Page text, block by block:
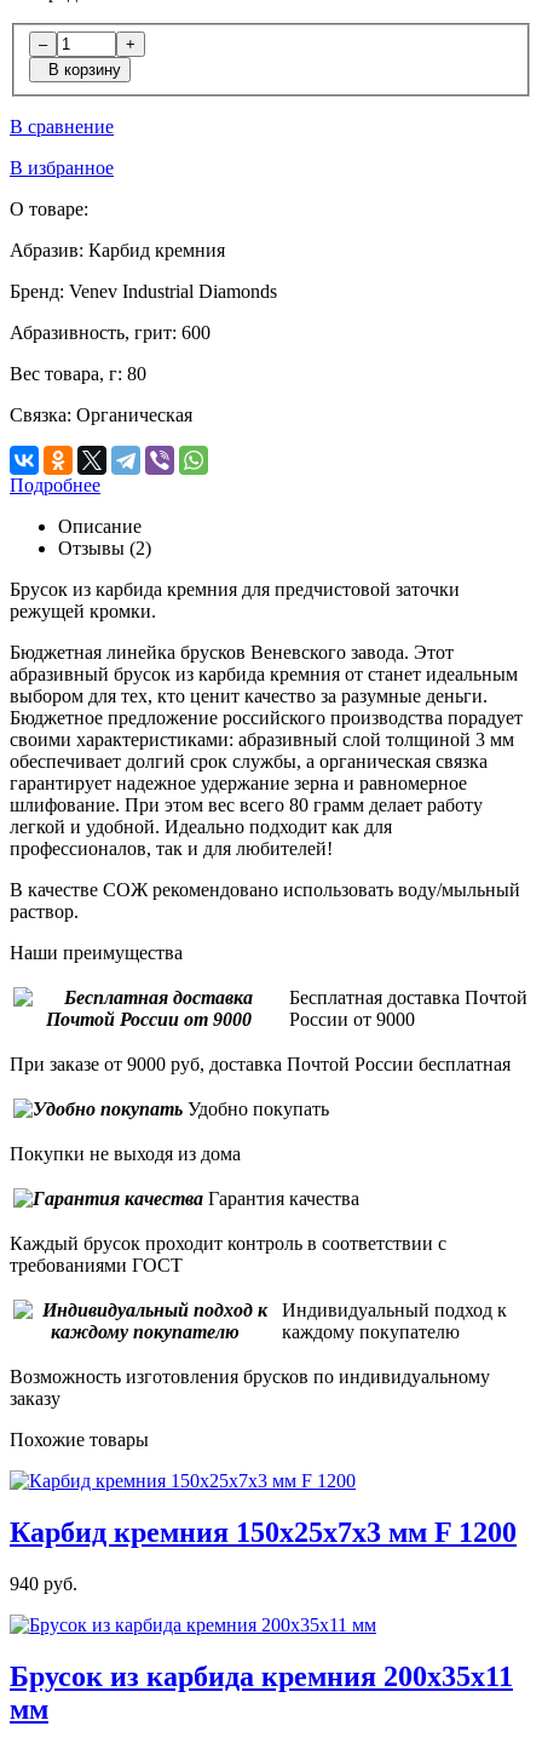
–
+
В корзину
В сравнение
В избранное
О товаре:
Абразив: Карбид кремния
Бренд: Venev Industrial Diamonds
Абразивность, грит: 600
Вес товара, г: 80
Связка: Органическая
Подробнее
Описание
Отзывы (2)
Брусок из карбида кремния для предчистовой заточки
режущей кромки.
Бюджетная линейка брусков Веневского завода. Этот
абразивный брусок из карбида кремния от станет идеальным
выбором для тех, кто ценит качество за разумные деньги.
Бюджетное предложение российского производства порадует
своими характеристиками: абразивный слой толщиной 3 мм
обеспечивает долгий срок службы, а органическая связка
гарантирует надежное удержание зерна и равномерное
шлифование. При этом вес всего 80 грамм делает работу
легкой и удобной. Идеально подходит как для
профессионалов, так и для любителей!
В качестве СОЖ рекомендовано использовать воду/мыльный
раствор.
Наши преимущества
Бесплатная доставка Почтой
России от 9000
При заказе от 9000 руб, доставка Почтой России бесплатная
Удобно покупать
Покупки не выходя из дома
Гарантия качества
Каждый брусок проходит контроль в соответствии с
требованиями ГОСТ
Индивидуальный подход к
каждому покупателю
Возможность изготовления брусков по индивидуальному
заказу
Похожие товары
Карбид кремния 150х25х7х3 мм F 1200
940 руб.
Брусок из карбида кремния 200х35х11
мм